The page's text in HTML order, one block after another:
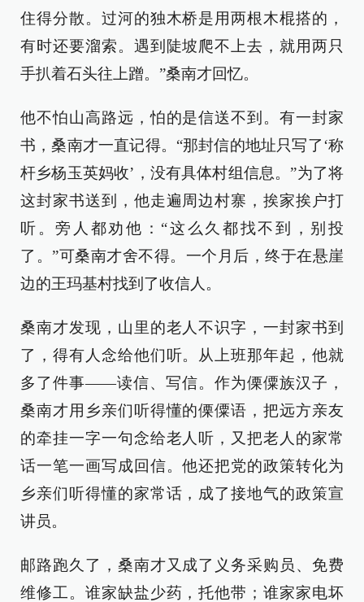
住得分散。过河的独木桥是用两根木棍搭的，
有时还要溜索。遇到陡坡爬不上去，就用两只
手扒着石头往上蹭。”桑南才回忆。
他不怕山高路远，怕的是信送不到。有一封家
书，桑南才一直记得。“那封信的地址只写了‘称
杆乡杨玉英妈收’，没有具体村组信息。”为了将
这封家书送到，他走遍周边村寨，挨家挨户打
听。旁人都劝他：“这么久都找不到，别投
了。”可桑南才舍不得。一个月后，终于在悬崖
边的王玛基村找到了收信人。
桑南才发现，山里的老人不识字，一封家书到
了，得有人念给他们听。从上班那年起，他就
多了件事——读信、写信。作为傈僳族汉子，
桑南才用乡亲们听得懂的傈僳语，把远方亲友
的牵挂一字一句念给老人听，又把老人的家常
话一笔一画写成回信。他还把党的政策转化为
乡亲们听得懂的家常话，成了接地气的政策宣
讲员。
邮路跑久了，桑南才又成了义务采购员、免费
维修工。谁家缺盐少药，托他带；谁家家电坏